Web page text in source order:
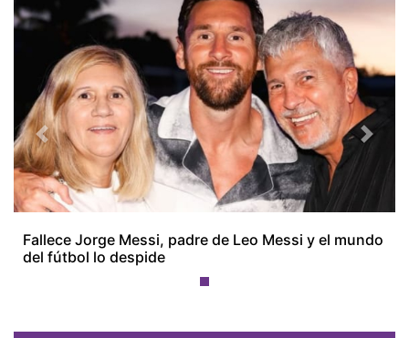
Fallece Jorge Messi, padre de Leo Messi y el mundo
del fútbol lo despide
Previous Next